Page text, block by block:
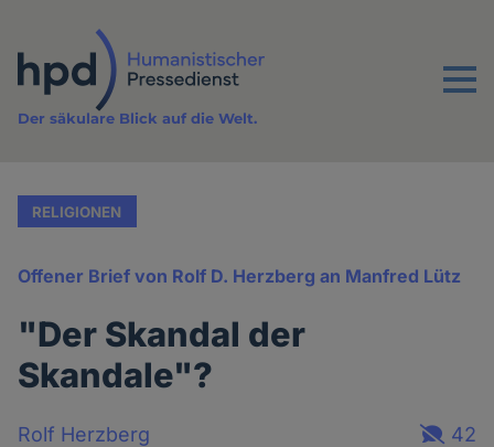
Inhalt
Menu
Der säkulare Blick auf die Welt.
RELIGIONEN
Offener Brief von Rolf D. Herzberg an Manfred Lütz
"Der Skandal der
Skandale"?
Rolf Herzberg
42